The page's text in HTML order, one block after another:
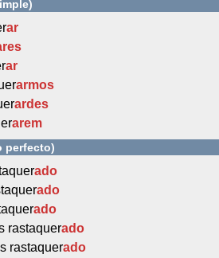
ar
ar
armos
ardes
arem
perfecto)
ado
ado
ado
rastaquerado
rastaquerado